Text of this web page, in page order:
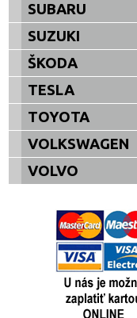
SUBARU
SUZUKI
ŠKODA
TESLA
TOYOTA
VOLKSWAGEN
VOLVO